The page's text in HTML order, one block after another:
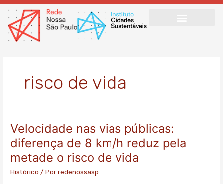
Ir
para
conteúdo
risco de vida
Velocidade nas vias públicas:
diferença de 8 km/h reduz pela
metade o risco de vida
Histórico / Porredenossasp
Velocidade
nas
vias
públicas:
diferença